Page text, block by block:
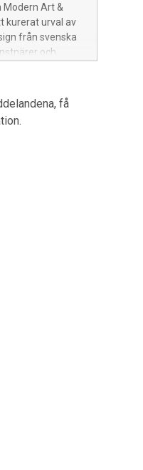
Modern Art &
kurerat urval av
från svenska
och
Nilsson, samt
talets mest
formgivare.
få